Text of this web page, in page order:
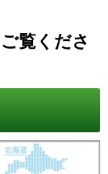
覧くださ